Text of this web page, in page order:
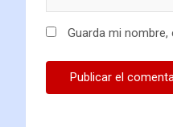
Guarda mi